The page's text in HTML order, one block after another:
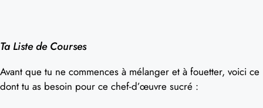
Ta Liste de Courses
Avant que tu ne commences à mélanger et à fouetter, voici ce
dont tu as besoin pour ce chef-d’œuvre sucré :